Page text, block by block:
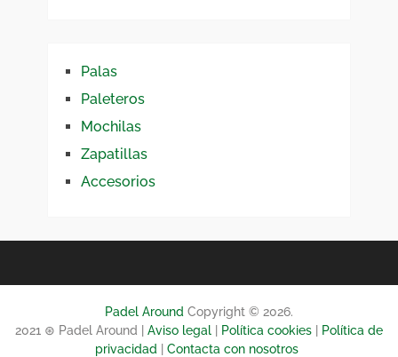
Palas
Paleteros
Mochilas
Zapatillas
Accesorios
Padel AroundCopyright © 2026.
2021 ⊛ Padel Around |
Aviso legal| Política cookies|
Política de
privacidad |Contacta con nosotros